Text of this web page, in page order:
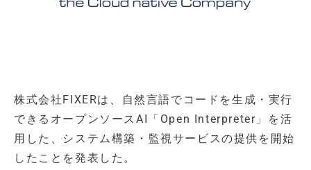
株式会社FIXERは、自然言語でコードを生成・実行
できるオープンソースAI「Open Interpreter」を活
用した、システム構築・監視サービスの提供を開始
したことを発表した。